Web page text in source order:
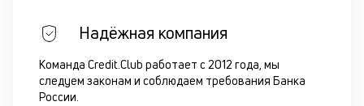
Надёжная компания
Команда Credit.Club работает с 2012 года, мы
следуем законам и соблюдаем требования Банка
России.